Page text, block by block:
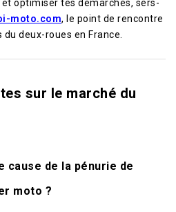
optimiser tes démarches, sers-
moto.com, le point de rencontre
deux-roues en France.
sur le marché du
cause de la pénurie de
moto ?